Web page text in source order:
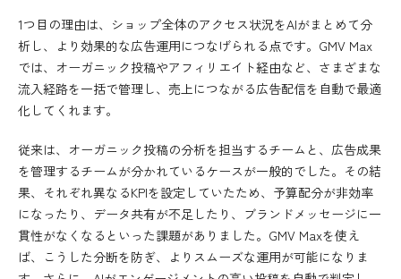
1つ目の理由は、ショップ全体のアクセス状況をAIがまとめて分
析し、より効果的な広告運用につなげられる点です。GMV Max
では、オーガニック投稿やアフィリエイト経由など、さまざまな
流入経路を一括で管理し、売上につながる広告配信を自動で最適
化してくれます。
従来は、オーガニック投稿の分析を担当するチームと、広告成果
を管理するチームが分かれているケースが一般的でした。その結
果、それぞれ異なるKPIを設定していたため、予算配分が非効率
になったり、データ共有が不足したり、ブランドメッセージに一
貫性がなくなるといった課題がありました。GMV Maxを使え
ば、こうした分断を防ぎ、よりスムーズな運用が可能になりま